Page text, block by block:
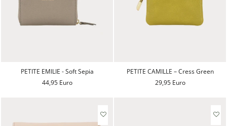
PETITE EMILIE - Soft Sepia
44,95 Euro
PETITE CAMILLE – Cress Green
29,95 Euro